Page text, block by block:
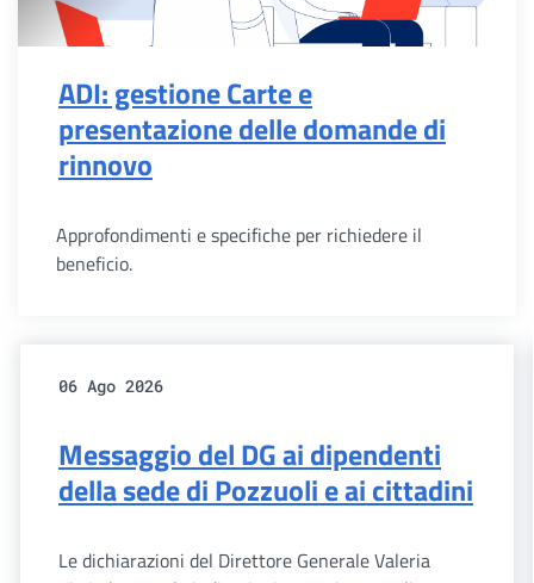
ADI: gestione Carte e
presentazione delle domande di
rinnovo
Approfondimenti e specifiche per richiedere il
beneficio.
06 Ago 2026
Messaggio del DG ai dipendenti
della sede di Pozzuoli e ai cittadini
Le dichiarazioni del Direttore Generale Valeria